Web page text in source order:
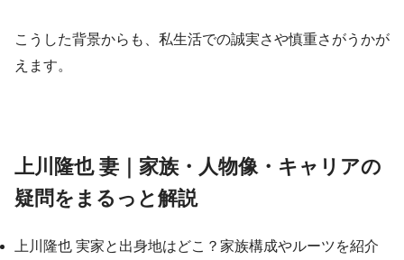
こうした背景からも、私生活での誠実さや慎重さがうかが
えます。
上川隆也 妻｜家族・人物像・キャリアの
疑問をまるっと解説
上川隆也 実家と出身地はどこ？家族構成やルーツを紹介